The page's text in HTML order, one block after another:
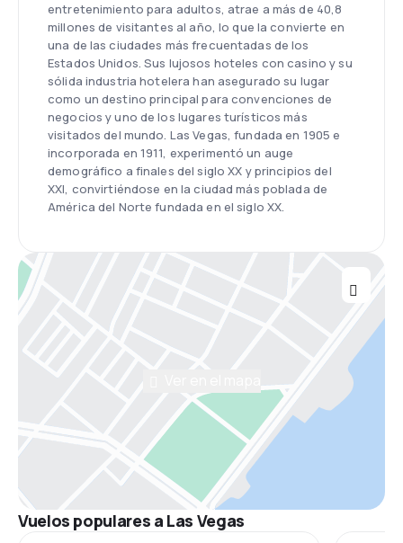
entretenimiento para adultos, atrae a más de 40,8
millones de visitantes al año, lo que la convierte en
una de las ciudades más frecuentadas de los
Estados Unidos. Sus lujosos hoteles con casino y su
sólida industria hotelera han asegurado su lugar
como un destino principal para convenciones de
negocios y uno de los lugares turísticos más
visitados del mundo. Las Vegas, fundada en 1905 e
incorporada en 1911, experimentó un auge
demográfico a finales del siglo XX y principios del
XXI, convirtiéndose en la ciudad más poblada de
América del Norte fundada en el siglo XX.
Vuelos populares a Las Vegas